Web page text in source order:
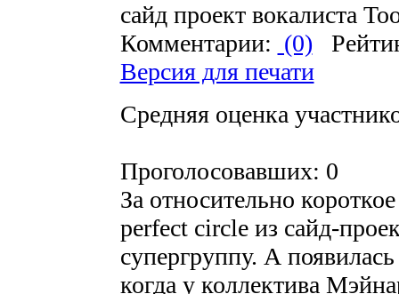
сайд проект вокалиста
Комментарии: (0)
Версия для печати
Средняя оценка
Проголосовавших: 0
За относительно
perfect circle из сайд-
супергруппу. А
когда у коллектива